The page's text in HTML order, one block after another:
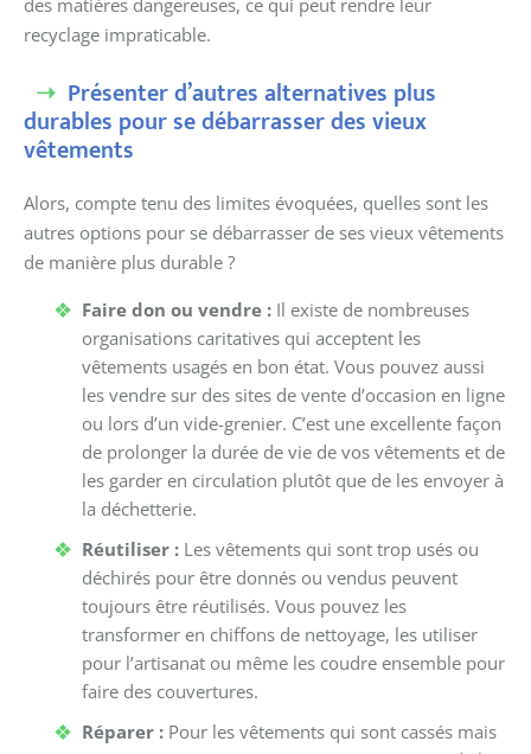
recyclage impraticable.
Présenter d’autres alternatives plus
durables pour se débarrasser des vieux
vêtements
Alors, compte tenu des limites évoquées, quelles sont les
autres options pour se débarrasser de ses vieux vêtements
de manière plus durable ?
Faire don ou vendre : Il existe de nombreuses
organisations caritatives qui acceptent les
vêtements usagés en bon état. Vous pouvez aussi
les vendre sur des sites de vente d’occasion en ligne
ou lors d’un vide-grenier. C’est une excellente façon
de prolonger la durée de vie de vos vêtements et de
les garder en circulation plutôt que de les envoyer à
la déchetterie.
Réutiliser : Les vêtements qui sont trop usés ou
déchirés pour être donnés ou vendus peuvent
toujours être réutilisés. Vous pouvez les
transformer en chiffons de nettoyage, les utiliser
pour l’artisanat ou même les coudre ensemble pour
faire des couvertures.
Réparer : Pour les vêtements qui sont cassés mais